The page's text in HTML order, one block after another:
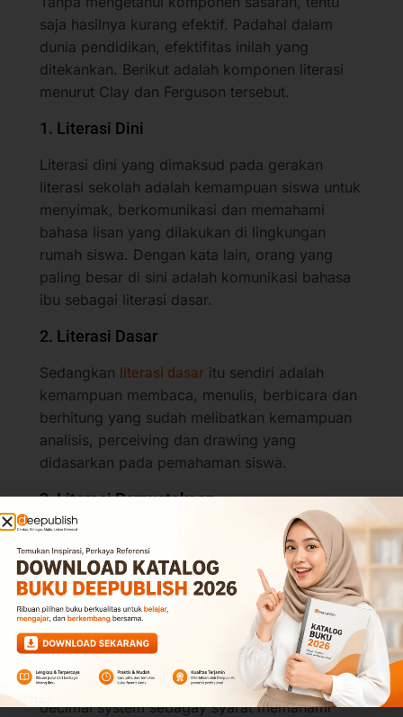
saja hasilnya kurang efektif. Padahal dalam
dunia pendidikan, efektifitas inilah yang
ditekankan. Berikut adalah komponen literasi
menurut Clay dan Ferguson tersebut.
1. Literasi Dini
Literasi dini yang dimaksud pada gerakan
literasi sekolah adalah kemampuan siswa untuk
menyimak, berkomunikasi dan memahami
bahasa lisan yang dilakukan di lingkungan
rumah siswa. Dengan kata lain, orang yang
paling besar di sini adalah komunikasi bahasa
ibu sebagai literasi dasar.
2. Literasi Dasar
Sedangkan literasi dasar itu sendiri adalah
kemampuan membaca, menulis, berbicara dan
berhitung yang sudah melibatkan kemampuan
analisis, perceiving dan drawing yang
didasarkan pada pemahaman siswa.
3. Literasi Perpustakaan
Gerakan literasi sekolah pada
literasi
perpustakaanadalah upaya pemahaman
seseorang dalam hal memahami jenis bacaan.
Misal bacaan fiksi dan nonfiksi.
Literasi perpustakaan juga memberikan
pemahaman tentang bagaimaan memanfaatkan
koleksi referensi, periodical dan deway
decimal system sebagay syarat memahami